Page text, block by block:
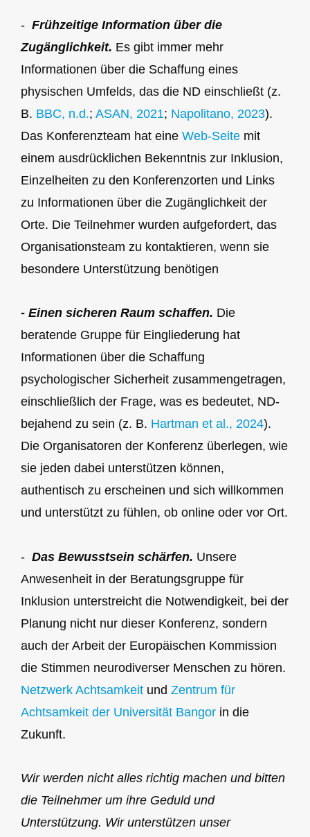
- Frühzeitige Information über die
Zugänglichkeit. Es gibt immer mehr
Informationen über die Schaffung eines
physischen Umfelds, das die ND einschließt (z.
B. BBC, n.d.; ASAN, 2021; Napolitano, 2023).
Das Konferenzteam hat eine Web-Seite mit
einem ausdrücklichen Bekenntnis zur Inklusion,
Einzelheiten zu den Konferenzorten und Links
zu Informationen über die Zugänglichkeit der
Orte. Die Teilnehmer wurden aufgefordert, das
Organisationsteam zu kontaktieren, wenn sie
besondere Unterstützung benötigen
- Einen sicheren Raum schaffen. Die
beratende Gruppe für Eingliederung hat
Informationen über die Schaffung
psychologischer Sicherheit zusammengetragen,
einschließlich der Frage, was es bedeutet, ND-
bejahend zu sein (z. B. Hartman et al., 2024).
Die Organisatoren der Konferenz überlegen, wie
sie jeden dabei unterstützen können,
authentisch zu erscheinen und sich willkommen
und unterstützt zu fühlen, ob online oder vor Ort.
- Das Bewusstsein schärfen. Unsere
Anwesenheit in der Beratungsgruppe für
Inklusion unterstreicht die Notwendigkeit, bei der
Planung nicht nur dieser Konferenz, sondern
auch der Arbeit der Europäischen Kommission
die Stimmen neurodiverser Menschen zu hören.
Netzwerk Achtsamkeit und Zentrum für
Achtsamkeit der Universität Bangor in die
Zukunft.
Wir werden nicht alles richtig machen und bitten
die Teilnehmer um ihre Geduld und
Unterstützung. Wir unterstützen unser